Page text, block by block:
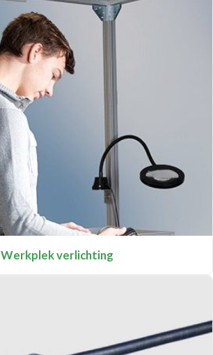
Werkplek verlichting